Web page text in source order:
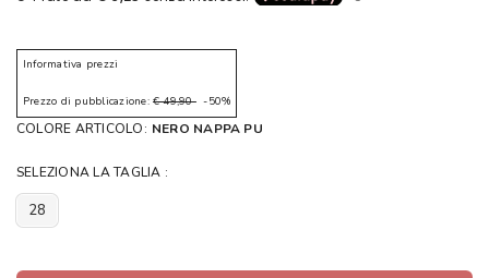
Informativa prezzi
Prezzo di pubblicazione: € 49,90-50%
COLORE ARTICOLO: NERO NAPPA PU
SELEZIONA LA TAGLIA :
28